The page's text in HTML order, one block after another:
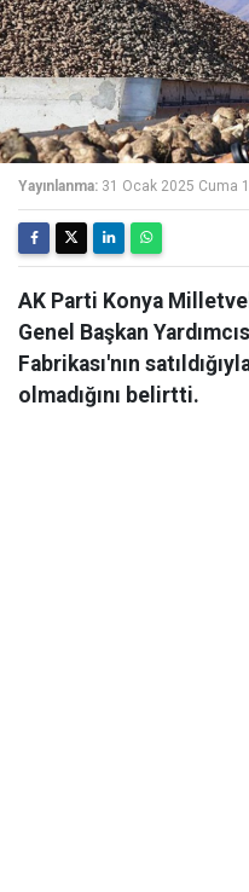
Yayınlanma: 31 Ocak 2025 Cuma
AK Parti Konya
Genel Başkan
Fabrikası'nın
olmadığını belirtti.